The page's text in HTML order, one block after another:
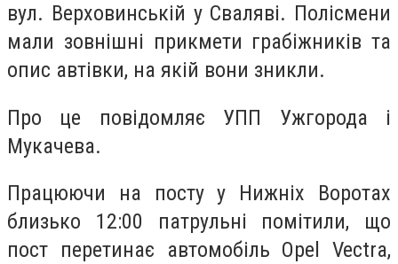
вул. Верховинській у Сваляві. Полісмени
мали зовнішні прикмети грабіжників та
опис автівки, на якій вони зникли.
Про це повідомляє УПП Ужгорода і
Мукачева.
Працюючи на посту у Нижніх Воротах
близько 12:00 патрульні помітили, що
пост перетинає автомобіль Opel Vectra,